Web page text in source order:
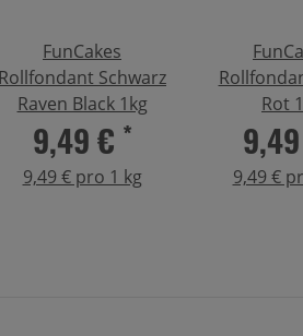
FunCakes
Rollfondant Schwarz
Raven Black 1kg
9,49 € *
9,49 € pro 1 kg
Rot
9,49 €